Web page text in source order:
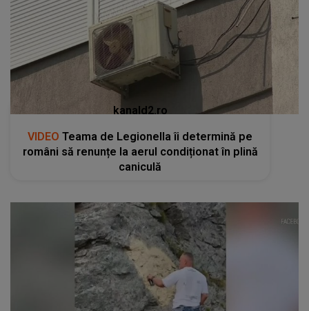
kanald2.ro
VIDEO Teama de Legionella îi determină pe
români să renunțe la aerul condiționat în plină
caniculă